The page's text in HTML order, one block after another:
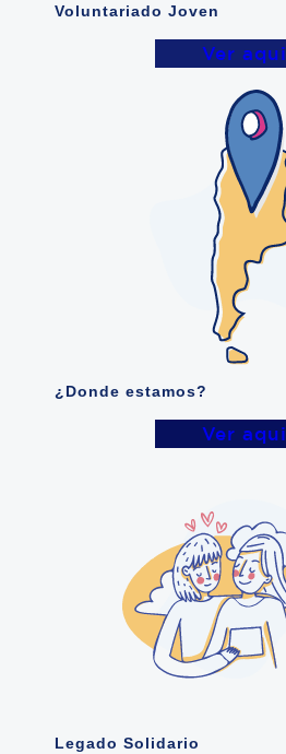
Voluntariado Joven
Ver aqui
¿Donde estamos?
Ver aqui
Legado Solidario